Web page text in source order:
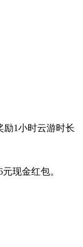
励1小时云游时长
现金红包。